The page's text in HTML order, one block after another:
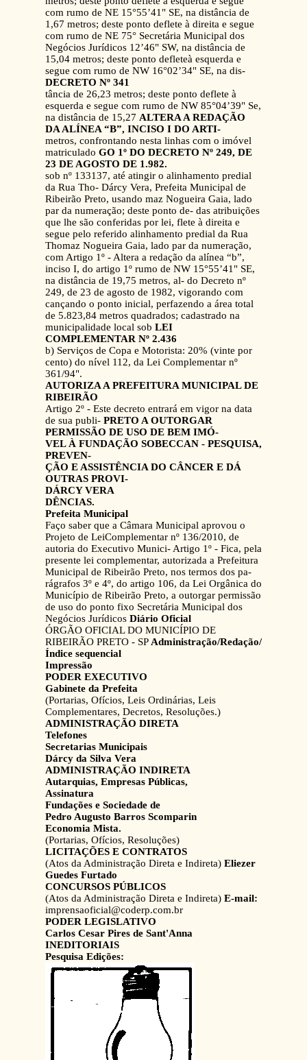
com rumo de NE 15°55’41" SE, na distância de
1,67 metros; deste ponto deflete à direita e segue
com rumo de NE 75° Secretária Municipal dos
Negócios Jurídicos 12’46" SW, na distância de
15,04 metros; deste ponto defleteà esquerda e
segue com rumo de NW 16°02’34" SE, na dis-
DECRETO Nº 341
tância de 26,23 metros; deste ponto deflete à
esquerda e segue com rumo de NW 85°04’39" Se,
na distância de 15,27 ALTERA A REDAÇÃO
DA ALÍNEA “B”, INCISO I DO ARTI-
metros, confrontando nesta linhas com o imóvel
matriculado GO 1º DO DECRETO Nº 249, DE
23 DE AGOSTO DE 1.982.
sob nº 133137, até atingir o alinhamento predial
da Rua Tho- Dárcy Vera, Prefeita Municipal de
Ribeirão Preto, usando maz Nogueira Gaia, lado
par da numeração; deste ponto de- das atribuições
que lhe são conferidas por lei, flete à direita e
segue pelo referido alinhamento predial da Rua
Thomaz Nogueira Gaia, lado par da numeração,
com Artigo 1º - Altera a redação da alínea “b”,
inciso I, do artigo 1º rumo de NW 15°55’41" SE,
na distância de 19,75 metros, al- do Decreto nº
249, de 23 de agosto de 1982, vigorando com
cançando o ponto inicial, perfazendo a área total
de 5.823,84 metros quadrados; cadastrado na
municipalidade local sob LEI
COMPLEMENTAR Nº 2.436
b) Serviços de Copa e Motorista: 20% (vinte por
cento) do nível 112, da Lei Complementar nº
361/94".
AUTORIZA A PREFEITURA MUNICIPAL DE
RIBEIRÃO
Artigo 2º - Este decreto entrará em vigor na data
de sua publi- PRETO A OUTORGAR
PERMISSÃO DE USO DE BEM IMÓ-
VEL À FUNDAÇÃO SOBECCAN - PESQUISA,
PREVEN-
ÇÃO E ASSISTÊNCIA DO CÂNCER E DÁ
OUTRAS PROVI-
DÁRCY VERA
DÊNCIAS.
Prefeita Municipal
Faço saber que a Câmara Municipal aprovou o
Projeto de LeiComplementar nº 136/2010, de
autoria do Executivo Munici- Artigo 1º - Fica, pela
presente lei complementar, autorizada a Prefeitura
Municipal de Ribeirão Preto, nos termos dos pa-
rágrafos 3º e 4º, do artigo 106, da Lei Orgânica do
Município de Ribeirão Preto, a outorgar permissão
de uso do ponto fixo Secretária Municipal dos
Negócios Jurídicos Diário Oficial
ÓRGÃO OFICIAL DO MUNICÍPIO DE
RIBEIRÃO PRETO - SPAdministração/Redação/
Índice sequencial
Impressão
PODER EXECUTIVO
Gabinete da Prefeita
(Portarias, Ofícios, Leis Ordinárias, Leis
Complementares, Decretos, Resoluções.)
ADMINISTRAÇÃO DIRETA
Telefones
Secretarias Municipais
Dárcy da Silva Vera
ADMINISTRAÇÃO INDIRETA
Autarquias, Empresas Públicas,
Assinatura
Fundações e Sociedade de
Pedro Augusto Barros Scomparin
Economia Mista.
(Portarias, Ofícios, Resoluções)
LICITAÇÕES E CONTRATOS
(Atos da Administração Direta e Indireta) Eliezer
Guedes Furtado
CONCURSOS PÚBLICOS
(Atos da Administração Direta e Indireta) E-mail:
imprensaoficial@coderp.com.br
PODER LEGISLATIVO
Carlos Cesar Pires de Sant'Anna
INEDITORIAIS
Pesquisa Edições: